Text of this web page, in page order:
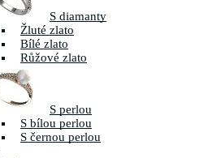
S diamanty
Žluté zlato
Bílé zlato
Růžové zlato
S perlou
S bílou perlou
S černou perlou